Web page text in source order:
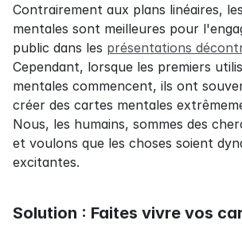
Contrairement aux plans linéaires,
mentales sont meilleures pour
public dans les présentations
Cependant, lorsque les premiers
mentales commencent, ils ont
créer des cartes mentales
Nous, les humains, sommes des
et voulons que les choses soient
excitantes.
Solution : Faites vivre vos